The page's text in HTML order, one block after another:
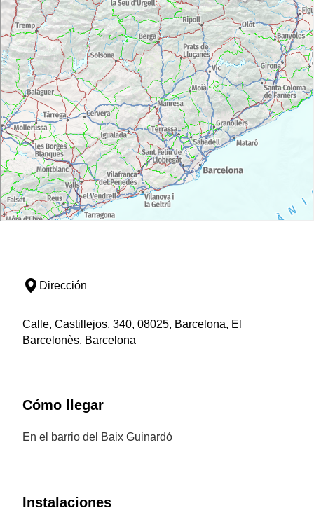
Dirección
Calle, Castillejos, 340, 08025, Barcelona, El
Barcelonès, Barcelona
Cómo llegar
En el barrio del Baix Guinardó
Instalaciones